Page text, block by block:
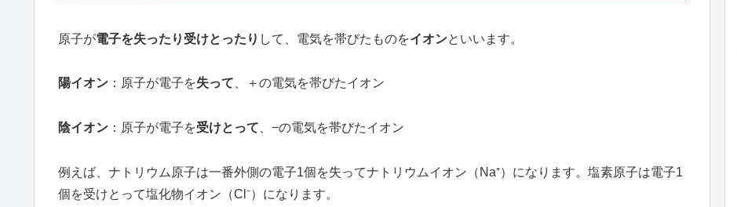
原子が電子を失ったり受けとったり して、電気を帯びたものをイオンといいます。
陽イオン ：原子が電子を失って、＋の電気を帯びたイオン
陰イオン ：原子が電子を受けとって 、−の電気を帯びたイオン
例えば、ナトリウム原子は一番外側の電子1個を失ってナトリウムイオン（Na⁺）になります。塩素原子は電子1
個を受けとって塩化物イオン（Cl⁻）になります。